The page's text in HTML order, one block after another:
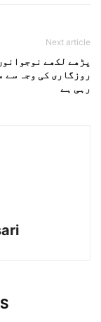
Next article
پڑھے لکھے
روزگاری کی وجہ سے
رہی ہے